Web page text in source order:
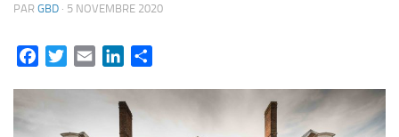
PAR GBD · 5 NOVEMBRE 2020
FacebookTwitterEmail LinkedIn